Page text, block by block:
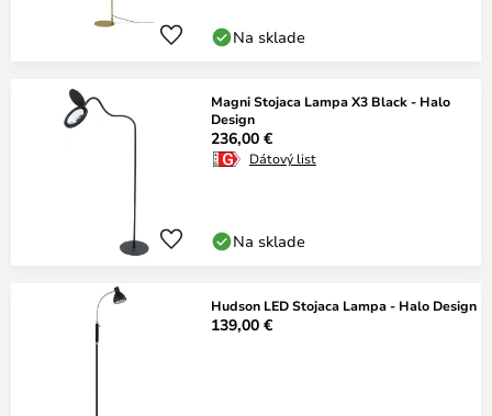
Na sklade
Magni Stojaca Lampa X3 Black - Halo
Design
236,00 €
Dátový list
Na sklade
Hudson LED Stojaca Lampa - Halo Design
139,00 €